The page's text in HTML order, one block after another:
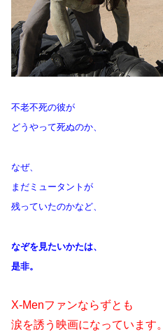
不老不死の彼が
どうやって死ぬのか、
なぜ、
まだミュータントが
残っていたのかなど、
なぞを見たいかたは、
是非。
X-Menファンならずとも
涙を誘う映画になっています。